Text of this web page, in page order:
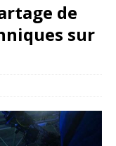
de
sur